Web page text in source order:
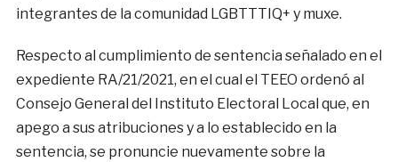
integrantes de la comunidad LGBTTTIQ+ y muxe.
Respecto al cumplimiento de sentencia señalado en el
expediente RA/21/2021, en el cual el TEEO ordenó al
Consejo General del Instituto Electoral Local que, en
apego a sus atribuciones y a lo establecido en la
sentencia, se pronuncie nuevamente sobre la